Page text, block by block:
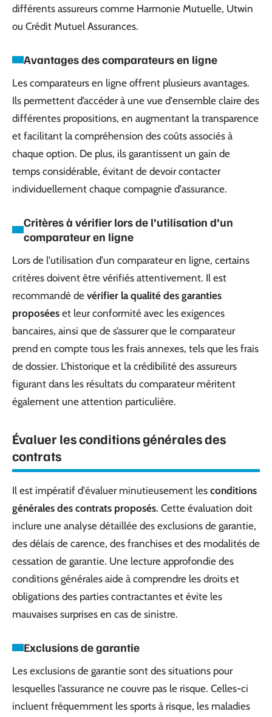
différents assureurs comme Harmonie Mutuelle, Utwin
ou Crédit Mutuel Assurances.
Avantages des comparateurs en ligne
Les comparateurs en ligne offrent plusieurs avantages.
Ils permettent d’accéder à une vue d'ensemble claire des
différentes propositions, en augmentant la transparence
et facilitant la compréhension des coûts associés à
chaque option. De plus, ils garantissent un gain de
temps considérable, évitant de devoir contacter
individuellement chaque compagnie d'assurance.
Critères à vérifier lors de l’utilisation d’un
comparateur en ligne
Lors de l'utilisation d'un comparateur en ligne, certains
critères doivent être vérifiés attentivement. Il est
recommandé de vérifier la qualité des garanties
proposées et leur conformité avec les exigences
bancaires, ainsi que de s’assurer que le comparateur
prend en compte tous les frais annexes, tels que les frais
de dossier. L’historique et la crédibilité des assureurs
figurant dans les résultats du comparateur méritent
également une attention particulière.
Évaluer les conditions générales des
contrats
Il est impératif d'évaluer minutieusement les conditions
générales des contrats proposés. Cette évaluation doit
inclure une analyse détaillée des exclusions de garantie,
des délais de carence, des franchises et des modalités de
cessation de garantie. Une lecture approfondie des
conditions générales aide à comprendre les droits et
obligations des parties contractantes et évite les
mauvaises surprises en cas de sinistre.
Exclusions de garantie
Les exclusions de garantie sont des situations pour
lesquelles l’assurance ne couvre pas le risque. Celles-ci
incluent fréquemment les sports à risque, les maladies